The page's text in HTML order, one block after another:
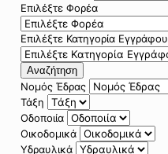
Επιλέξτε Φορέα
Επιλέξτε Κατηγορία Εγγράφου
Αναζήτηση
Νομός Έδρας
Τάξη
Οδοποιία
Οικοδομικά
Υδραυλικά